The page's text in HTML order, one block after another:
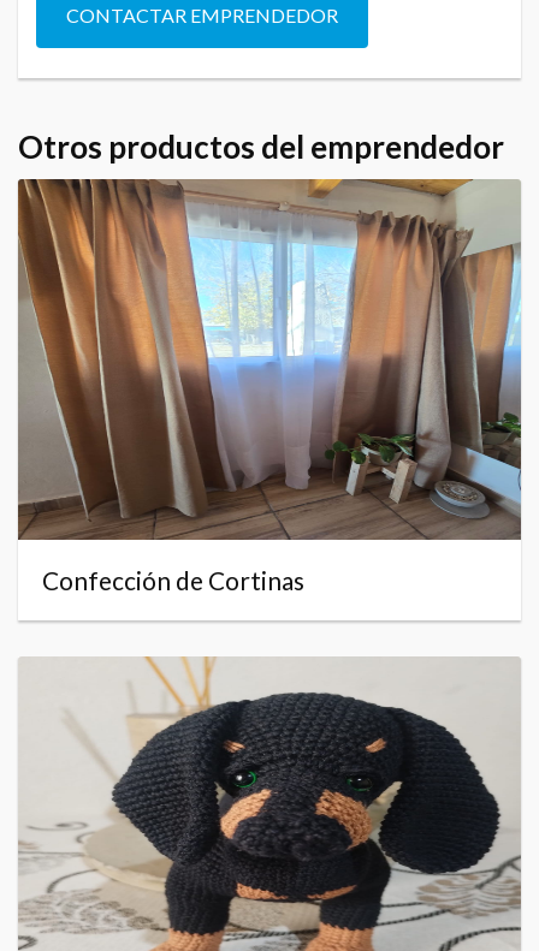
CONTACTAR EMPRENDEDOR
Otros productos del emprendedor
Confección de Cortinas